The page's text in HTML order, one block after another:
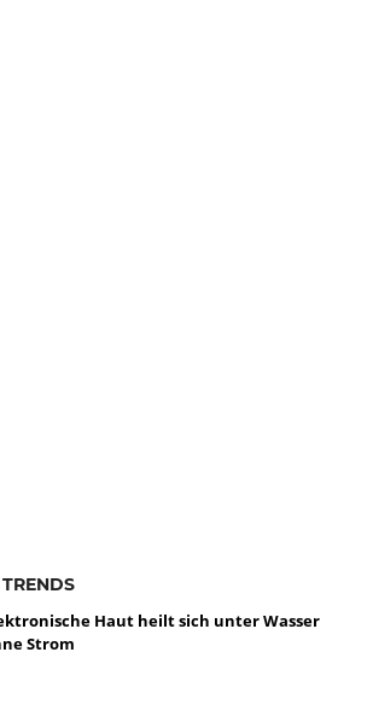
Haut heilt sich unter Wasser
Strom